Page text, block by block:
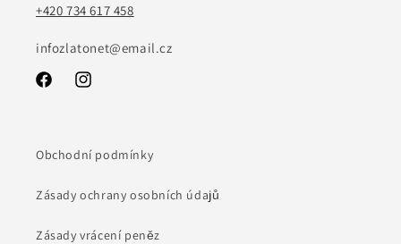
+420 734 617 458
infozlatonet@email.cz
FacebookInstagram
Obchodní podmínky
Zásady ochrany osobních údajů
Zásady vrácení peněz